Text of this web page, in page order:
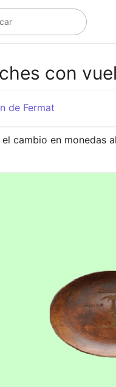
con
de Fermat
cambio en monedas